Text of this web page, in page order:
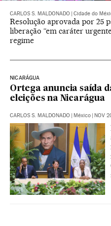
CARLOS S. MALDONADO Cidade do
Resolução aprovada por 25
liberação “em caráter
regime
NICARÁGUA
Ortega anuncia saída
eleições na Nicarágua
CARLOS S. MALDONADO México NOV